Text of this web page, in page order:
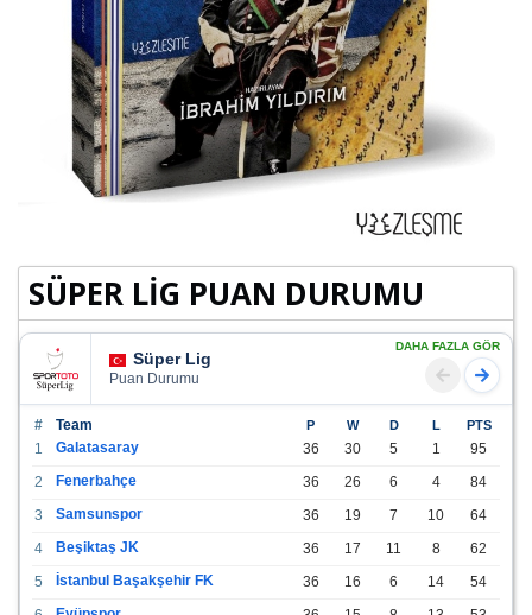
SÜPER LİG PUAN DURUMU
Süper Lig
Puan Durumu
DAHA FAZLA GÖR
# Team P W D L PTS
1 Galatasaray 36 30 5 1
95
2
Fenerbahçe 36 26 6 4
84
3
Samsunspor 36 19 7 10
64
4
Beşiktaş JK 36 17 11 8
62
5
İstanbul Başakşehir FK 36 16 6 14
54